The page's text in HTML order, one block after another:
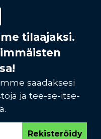
tilaajaksi.
saadaksesi
ja tee-se-itse-
Rekisteröidy